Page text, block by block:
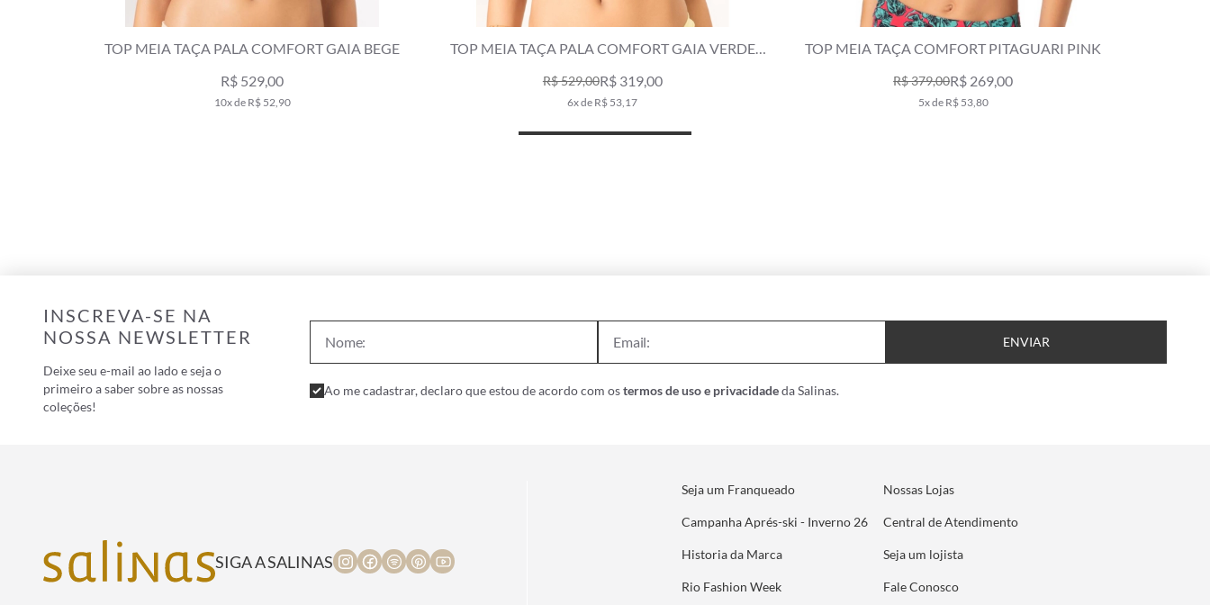
TOP MEIA TAÇA PALA COMFORT GAIA BEGE
R$ 529,00
10x de R$ 52,90
TOP MEIA TAÇA PALA COMFORT GAIA VERDE
R$ 529,00R$ 319,00
6x de R$ 53,17
TOP MEIA TAÇA COMFORT PITAGUARI PINK
R$ 379,00R$ 269,00
5x de R$ 53,80
INSCREVA-SE NA
NOSSA NEWSLETTER
Deixe seu e-mail ao lado e seja o
primeiro a saber sobre as nossas
coleções!
ENVIAR
Ao me cadastrar, declaro que estou de acordo com ostermos de uso e privacidadeda Salinas.
SIGA A SALINAS
Seja um Franqueado
Campanha Aprés-ski - Inverno 26
Historia da Marca
Rio Fashion Week
Nossas Lojas
Central de Atendimento
Seja um lojista
Fale Conosco